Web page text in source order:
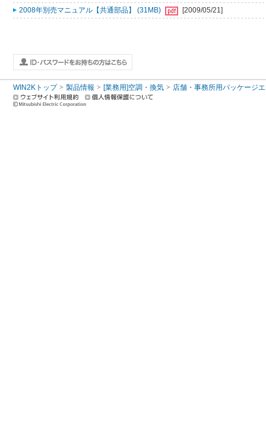
2008年別売マニュアル【共通部品】 (31MB)
[2009/05/21]
WIN2Kトップ 製品情報 [業務用]空調・換気 店舗・事務所用パッケージ